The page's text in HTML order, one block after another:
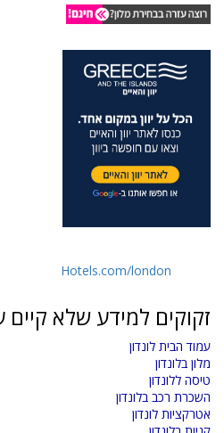
Hotels.com/london
זקוקים למידע שלא קיים
עמוד הבית לונדון
מלון בלונדון
טיסה ללונדון
השכרת רכב בלונדון
אטרקציות לונדון